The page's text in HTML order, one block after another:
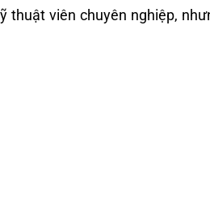
viên chuyên nghiệp,